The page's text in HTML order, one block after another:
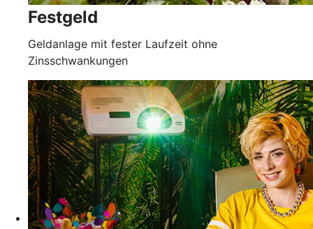
Festgeld
Geldanlage mit fester Laufzeit ohne
Zinsschwankungen